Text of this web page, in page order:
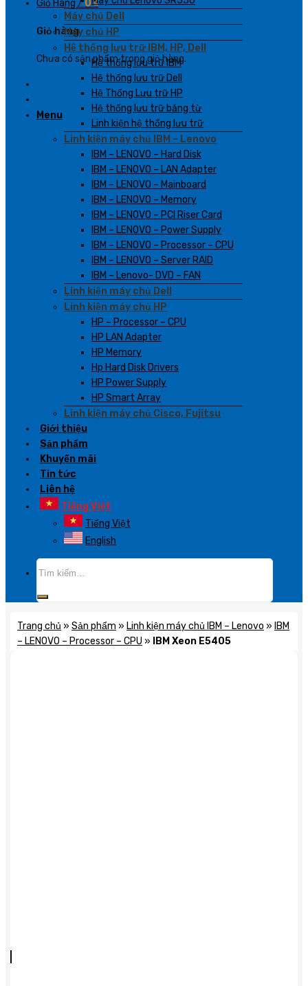
Giỏ Hàng /0₫
Giỏ hàng
Chưa có sản phẩm trong giỏ hàng.
Menu
Máy chủ Dell
Máy chủ HP
Hệ thống lưu trữ IBM, HP, Dell
Hệ thống lưu trữ IBM
Hệ thống lưu trữ Dell
Hệ Thống Lưu trữ HP
Hệ thống lưu trữ băng từ
Linh kiện hệ thống lưu trữ
Linh kiện máy chủ IBM – Lenovo
IBM – LENOVO – Hard Disk
IBM – LENOVO – LAN Adapter
IBM – LENOVO – Mainboard
IBM – LENOVO – Memory
IBM – LENOVO – PCI Riser Card
IBM – LENOVO – Power Supply
IBM – LENOVO – Processor – CPU
IBM – LENOVO – Server RAID
IBM – Lenovo- DVD – FAN
Linh kiện máy chủ Dell
Linh kiện máy chủ HP
HP – Processor – CPU
HP LAN Adapter
HP Memory
Hp Hard Disk Drivers
HP Power Supply
HP Smart Array
Linh kiện máy chủ Cisco, Fujitsu
Giới thiệu
Sản phẩm
Khuyến mãi
Tin tức
Liên hệ
Tiếng Việt
Tiếng Việt
English
Trang chủ » Sản phẩm » Linh kiện máy chủ IBM – Lenovo » IBM
– LENOVO – Processor – CPU » IBM Xeon E5405